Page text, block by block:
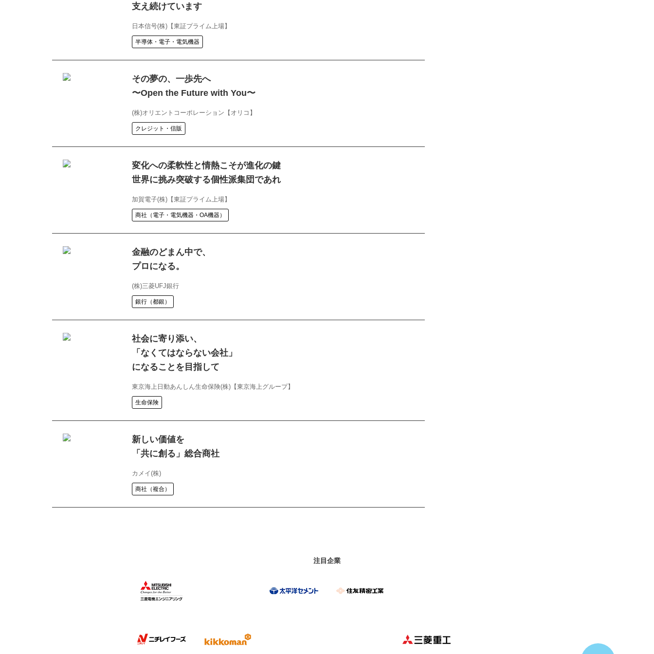
支え続けています
日本信号(株)【東証プライム上場】
半導体・電子・電気機器
その夢の、一歩先へ
〜Open the Future with You〜
(株)オリエントコーポレーション【オリコ】
クレジット・信販
変化への柔軟性と情熱こそが進化の鍵
世界に挑み突破する個性派集団であれ
加賀電子(株)【東証プライム上場】
商社（電子・電気機器・OA機器）
金融のどまん中で、
プロになる。
(株)三菱UFJ銀行
銀行（都銀）
社会に寄り添い、
「なくてはならない会社」
になることを目指して
東京海上日動あんしん生命保険(株)【東京海上グループ】
生命保険
新しい価値を
「共に創る」総合商社
カメイ(株)
商社（複合）
証券
想いを託される、
注目企業